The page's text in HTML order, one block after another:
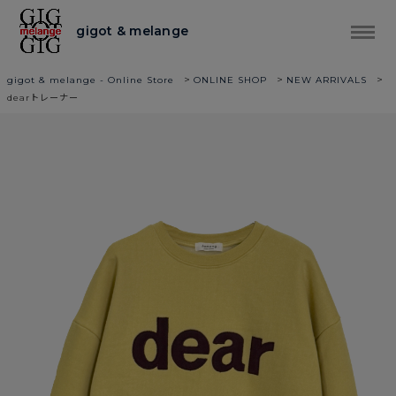
gigot & melange
gigot & melange - Online Store > ONLINE SHOP > NEW ARRIVALS >
dearトレーナー